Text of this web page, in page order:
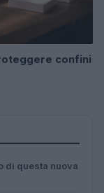
confini
di questa nuova